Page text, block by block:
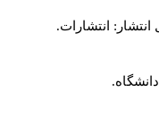
انتشارات.